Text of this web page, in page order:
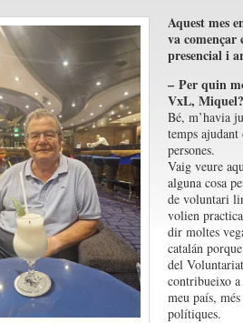
Aquest mes
va
presencial i
– Per quin
VxL, Miquel?
Bé, m’havia
temps ajudant
persones.
Vaig veure
alguna cosa
de voluntari
volien
dir moltes
catalán
del
contribueixo
meu país,
polítiques.